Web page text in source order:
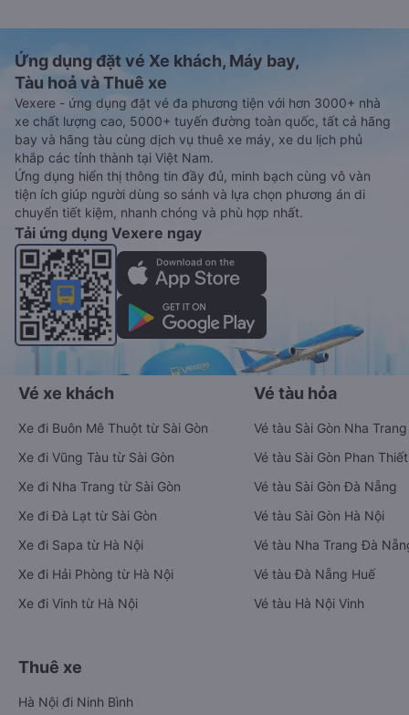
Ứng dụng đặt vé Xe khách, Máy bay,
Tàu hoả và Thuê xe
Vexere - ứng dụng đặt vé đa phương tiện với hơn 3000+ nhà
xe chất lượng cao, 5000+ tuyến đường toàn quốc, tất cả hãng
bay và hãng tàu cùng dịch vụ thuê xe máy, xe du lịch phủ
khắp các tỉnh thành tại Việt Nam.
Ứng dụng hiển thị thông tin đầy đủ, minh bạch cùng vô vàn
tiện ích giúp người dùng so sánh và lựa chọn phương án di
chuyển tiết kiệm, nhanh chóng và phù hợp nhất.
Tải ứng dụng Vexere ngay
Vé xe khách
Xe đi Buôn Mê Thuột từ Sài Gòn
Xe đi Vũng Tàu từ Sài Gòn
Xe đi Nha Trang từ Sài Gòn
Xe đi Đà Lạt từ Sài Gòn
Xe đi Sapa từ Hà Nội
Xe đi Hải Phòng từ Hà Nội
Xe đi Vinh từ Hà Nội
Vé tàu hỏa
Vé tàu Sài Gòn Nha Trang
Vé tàu Sài Gòn Phan Thiết
Vé tàu Sài Gòn Đà Nẵng
Vé tàu Sài Gòn Hà Nội
Vé tàu Nha Trang Đà
Vé tàu Đà Nẵng Huế
Vé tàu Hà Nội Vinh
Thuê xe
Hà Nội đi Ninh Bình